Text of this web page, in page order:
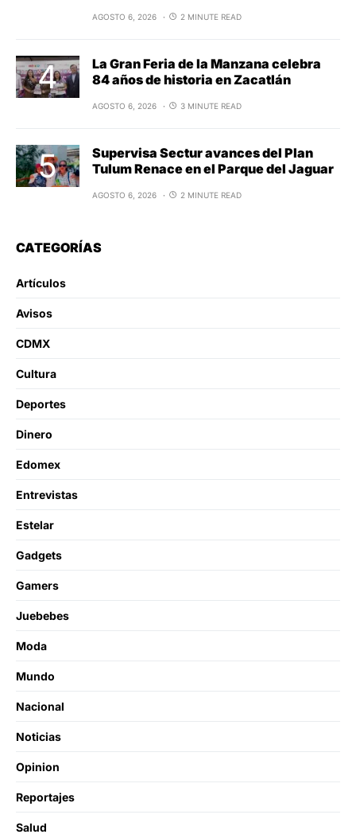
AGOSTO 6, 2026 2 MINUTE READ
La Gran Feria de la Manzana celebra
84 años de historia en Zacatlán
AGOSTO 6, 2026 3 MINUTE READ
Supervisa Sectur avances del Plan
Tulum Renace en el Parque del Jaguar
AGOSTO 6, 2026 2 MINUTE READ
CATEGORÍAS
Artículos
Avisos
CDMX
Cultura
Deportes
Dinero
Edomex
Entrevistas
Estelar
Gadgets
Gamers
Juebebes
Moda
Mundo
Nacional
Noticias
Opinion
Reportajes
Salud